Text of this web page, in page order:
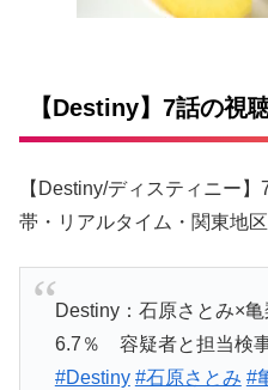
【Destiny】7話の視
【Destiny/ディスティニー
帯・リアルタイム・関東地区
Destiny：石原さとみ×
6.7％ 容疑者と担当検
#Destiny #石原さとみ #